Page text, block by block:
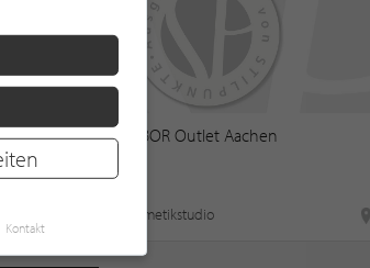
BABOR Outlet Aachen
Kosmetikstudio
Kontakt